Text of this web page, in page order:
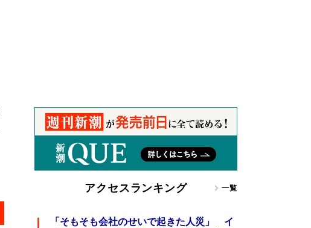
アクセスランキング 一覧
「そもそも会社のせいで起きた人災」 イ